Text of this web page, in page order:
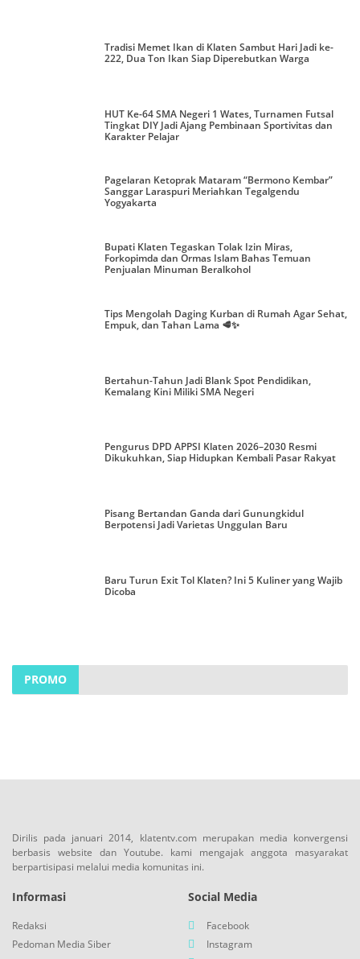
Tradisi Memet Ikan di Klaten Sambut Hari Jadi ke-
222, Dua Ton Ikan Siap Diperebutkan Warga
HUT Ke-64 SMA Negeri 1 Wates, Turnamen Futsal
Tingkat DIY Jadi Ajang Pembinaan Sportivitas dan
Karakter Pelajar
Pagelaran Ketoprak Mataram “Bermono Kembar”
Sanggar Laraspuri Meriahkan Tegalgendu
Yogyakarta
Bupati Klaten Tegaskan Tolak Izin Miras,
Forkopimda dan Ormas Islam Bahas Temuan
Penjualan Minuman Beralkohol
Tips Mengolah Daging Kurban di Rumah Agar Sehat,
Empuk, dan Tahan Lama 🥩✨
Bertahun-Tahun Jadi Blank Spot Pendidikan,
Kemalang Kini Miliki SMA Negeri
Pengurus DPD APPSI Klaten 2026–2030 Resmi
Dikukuhkan, Siap Hidupkan Kembali Pasar Rakyat
Pisang Bertandan Ganda dari Gunungkidul
Berpotensi Jadi Varietas Unggulan Baru
Baru Turun Exit Tol Klaten? Ini 5 Kuliner yang Wajib
Dicoba
PROMO
Dirilis pada januari 2014, klatentv.com merupakan media konvergensi
berbasis website dan Youtube. kami mengajak anggota masyarakat
berpartisipasi melalui media komunitas ini.
Informasi
Redaksi
Pedoman Media Siber
Social Media
Facebook
Instagram